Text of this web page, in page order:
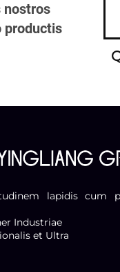
nostros
productis
lapidis cum
Industriae
et Ultra